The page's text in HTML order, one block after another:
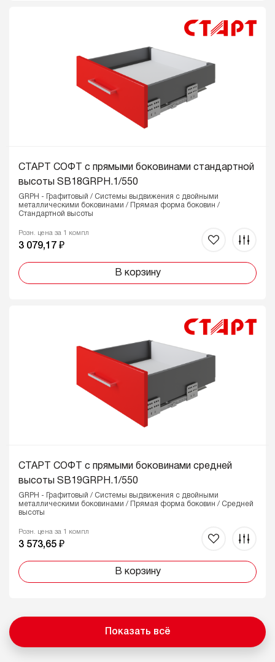
СТАРТ СОФТ с прямыми боковинами стандартной
высоты SB18GRPH.1/550
GRPH - Графитовый / Системы выдвижения с двойными
металлическими боковинами / Прямая форма боковин /
Стандартной высоты
Розн. цена за 1 компл
3 079,17 ₽
В корзину
СТАРТ СОФТ с прямыми боковинами средней
высоты SB19GRPH.1/550
GRPH - Графитовый / Системы выдвижения с двойными
металлическими боковинами / Прямая форма боковин / Средней
высоты
Розн. цена за 1 компл
3 573,65 ₽
В корзину
Показать всё